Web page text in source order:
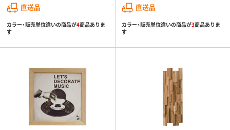
直送品
カラー・販売単位違いの商品が4商品ありま
す
直送品
カラー・販売単位違いの商品が3商品ありま
す